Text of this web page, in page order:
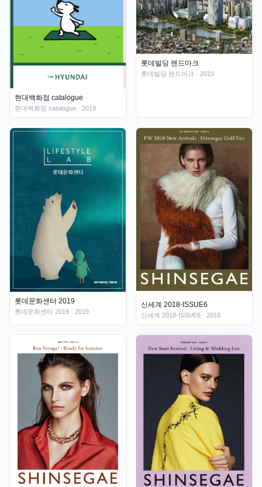
현대백화점 catalogue
현대백화점 catalogue · 2019
롯데빌딩 랜드마크
롯데빌딩 랜드마크 · 2019
롯데문화센터 2019
롯데문화센터 2019 · 2019
신세계 2018-ISSUE6
신세계 2018-ISSUE6 · 2018